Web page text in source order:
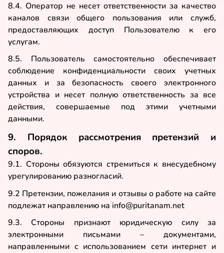
8.4. Оператор не несет ответственности за качество
каналов связи общего пользования или служб,
предоставляющих доступ Пользователю к его
услугам.
8.5. Пользователь самостоятельно обеспечивает
соблюдение конфиденциальности своих учетных
данных и за безопасность своего электронного
устройства и несет полную ответственность за все
действия, совершаемые под этими учетными
данными.
9. Порядок рассмотрения претензий и
споров.
9.1. Стороны обязуются стремиться к внесудебному
урегулированию разногласий.
9.2 Претензии, пожелания и отзывы о работе на сайте
подлежат направлению на info@puritanam.net
9.3. Стороны признают юридическую силу за
электронными письмами – документами,
направленными с использованием сети интернет и